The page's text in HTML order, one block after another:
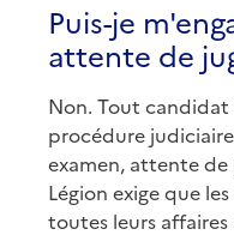
Puis-je
attente de
Non. Tout
procédure
examen, attente de
Légion exige que
toutes leurs